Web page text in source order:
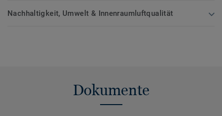
Nachhaltigkeit, Umwelt & Innenraumluftqualität
Dokumente